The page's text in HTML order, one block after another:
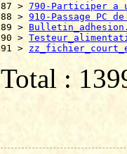
87 > 790-Participer a
88 > 910-Passage PC
89 >
90 >
91 >
Total :